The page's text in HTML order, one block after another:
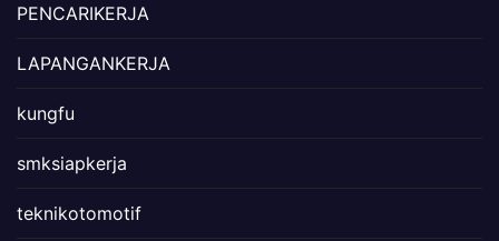
PENCARIKERJA
LAPANGANKERJA
kungfu
smksiapkerja
teknikotomotif